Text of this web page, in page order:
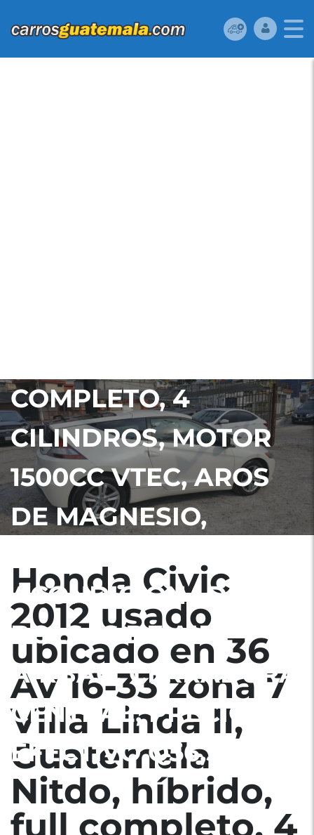
COMPLETO, 4
CILINDROS, MOTOR
1500CC VTEC, AROS
DE MAGNESIO,
ACONDICIONADO,
BOLSAS DE AIRE
AIRBAG, CERRADURA
CENTRAL, PRECIO EN
EFECTIVO Q56,500
Honda Civic
2012 usado
ubicado en 36
Av 16-33 zona 7
Villa Linda II,
Guatemala
Nitdo, híbrido,
full completo, 4